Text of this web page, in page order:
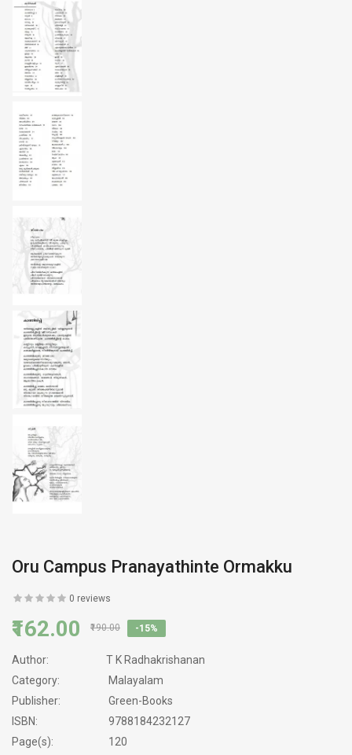
Oru Campus Pranayathinte Ormakku
0 reviews
₹162.00 ₹190.00 -15%
Author:
T K Radhakrishanan
Category:
Malayalam
Publisher:
Green-Books
ISBN:
9788184232127
Page(s):
120